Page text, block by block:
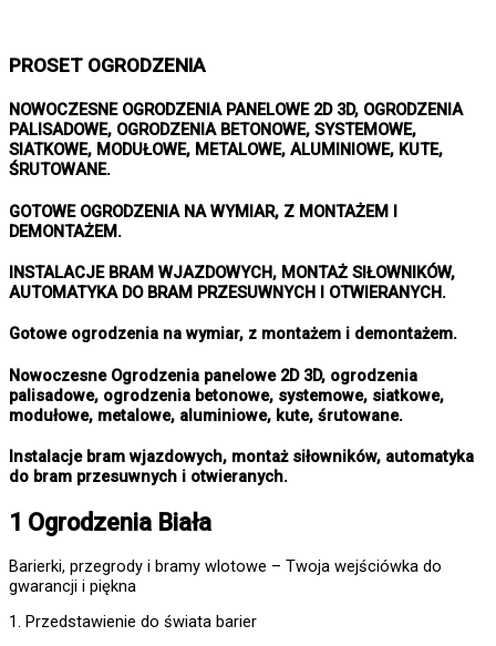
PROSET OGRODZENIA
NOWOCZESNE OGRODZENIA PANELOWE 2D 3D, OGRODZENIA
PALISADOWE, OGRODZENIA BETONOWE, SYSTEMOWE,
SIATKOWE, MODUŁOWE, METALOWE, ALUMINIOWE, KUTE,
ŚRUTOWANE.
GOTOWE OGRODZENIA NA WYMIAR, Z MONTAŻEM I
DEMONTAŻEM.
INSTALACJE BRAM WJAZDOWYCH, MONTAŻ SIŁOWNIKÓW,
AUTOMATYKA DO BRAM PRZESUWNYCH I OTWIERANYCH.
Gotowe ogrodzenia na wymiar, z montażem i demontażem.
Nowoczesne Ogrodzenia panelowe 2D 3D, ogrodzenia
palisadowe, ogrodzenia betonowe, systemowe, siatkowe,
modułowe, metalowe, aluminiowe, kute, śrutowane.
Instalacje bram wjazdowych, montaż siłowników, automatyka
do bram przesuwnych i otwieranych.
1 Ogrodzenia Biała
Barierki, przegrody i bramy wlotowe – Twoja wejściówka do
gwarancji i piękna
1. Przedstawienie do świata barier